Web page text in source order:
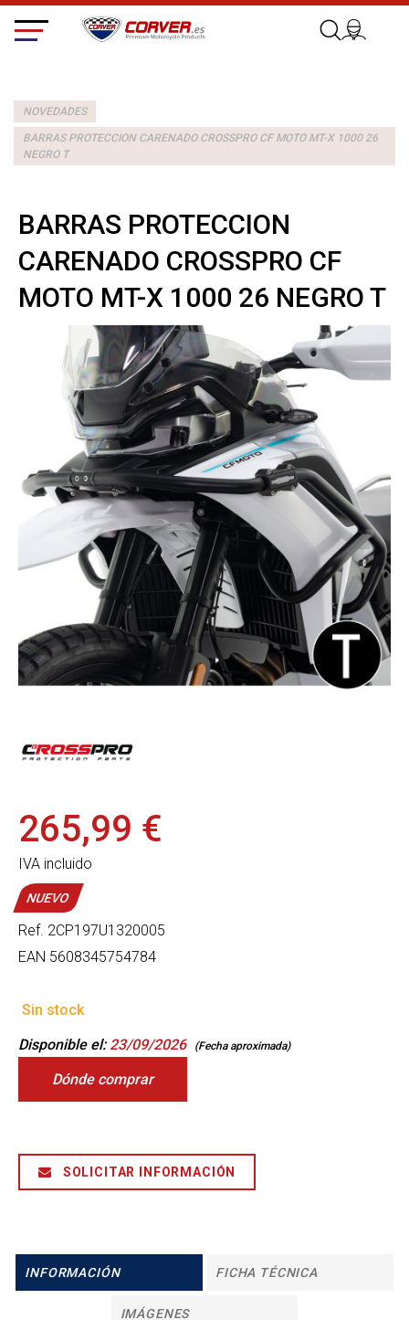
NOVEDADES
BARRAS PROTECCION CARENADO CROSSPRO CF MOTO MT-X 1000 26
NEGRO T
BARRAS PROTECCION
CARENADO CROSSPRO CF
MOTO MT-X 1000 26 NEGRO T
265,99 €
IVA incluido
NUEVO
Ref. 2CP197U1320005
EAN 5608345754784
Sin stock
Disponible el: 23/09/2026 (Fecha aproximada)
Dónde comprar
SOLICITAR INFORMACIÓN
INFORMACIÓN FICHA TÉCNICA
IMÁGENES